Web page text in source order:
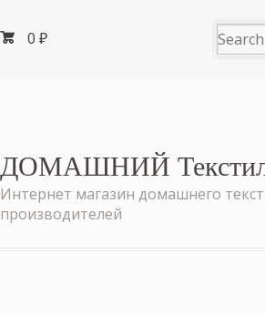
0 ₽
ДОМАШНИЙ
Интернет магазин домашнего
производителей